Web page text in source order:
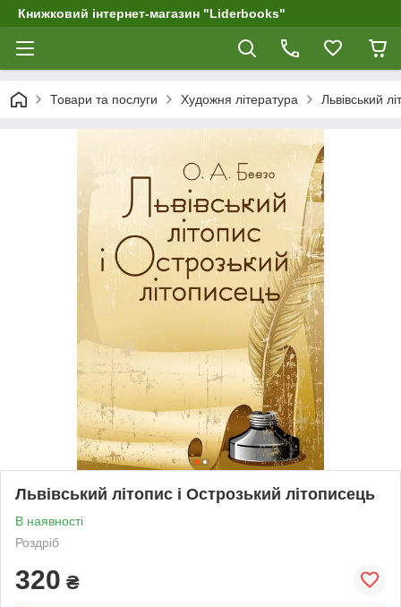
Книжковий інтернет-магазин "Liderbooks"
Товари та послуги Художня література Львівський
Львівський літопис і Острозький літописець
В наявності
Роздріб
320 ₴